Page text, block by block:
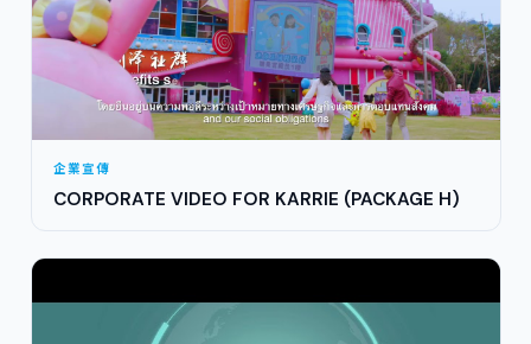
企業宣傳
CORPORATE VIDEO FOR KARRIE (PACKAGE H)